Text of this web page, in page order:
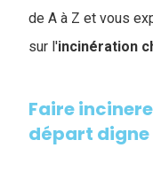
de A à Z et vous
sur l'incinération
Faire
départ digne